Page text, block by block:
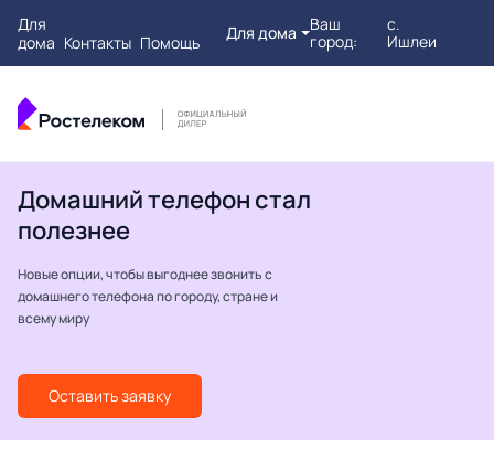
Для
дома Контакты Помощь Для дома
Ваш
город:
с.
Ишлеи
Домашний телефон стал
полезнее
Новые опции, чтобы выгоднее звонить с
домашнего телефона по городу, стране и
всему миру
Оставить заявку